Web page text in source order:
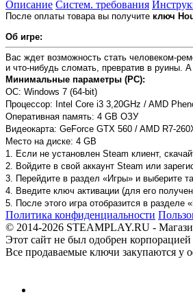
Описание Систем. требования
После оплаты товара вы получите ключ
Об игре:
Вас ждет возможность стать человеком-
и что-нибудь сломать, превратив в руины.
Минимальные параметры (PC):
ОС: Windows 7 (64-bit)
Процессор: Intel Core i3 3,20GHz / AMD
Оперативная память: 4 GB ОЗУ
Видеокарта: GeForce GTX 560 / AMD R7-
Место на диске: 4 GB
1. Если не установлен Steam клиент,
2. Войдите в свой аккаунт Steam или
3. Перейдите в раздел «Игры» и выберите
4. Введите ключ активации (для его
5. После этого игра отобразится в разделе
Политика конфиденциальности
© 2014-2026 STEAMPLAY.RU -
Этот сайт не был одобрен
Все продаваемые ключи закупаются